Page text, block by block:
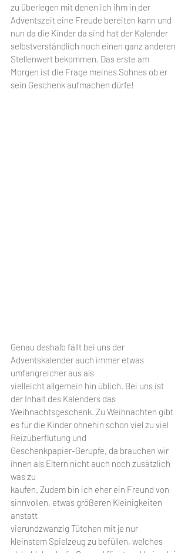
zu überlegen mit denen ich ihm in der
Adventszeit eine Freude bereiten kann und
nun da die Kinder da sind hat der Kalender
selbstverständlich noch einen ganz anderen
Stellenwert bekommen. Das erste am
Morgen ist die Frage meines Sohnes ob er
sein Geschenk aufmachen dürfe!
Genau deshalb fällt bei uns der
Adventskalender auch immer etwas
umfangreicher aus als
vielleicht allgemein hin üblich. Bei uns ist
der Inhalt des Kalenders das
Weihnachtsgeschenk. Zu Weihnachten gibt
es für die Kinder ohnehin schon viel zu viel
Reizüberflutung und
Geschenkpapier-Gerupfe, da brauchen wir
ihnen als Eltern nicht auch noch zusätzlich
was zu
kaufen. Zudem bin ich eher ein Freund von
sinnvollen, etwas größeren Kleinigkeiten
anstatt
vierundzwanzig Tütchen mit je nur
kleinstem Spielzeug zu befüllen, welches